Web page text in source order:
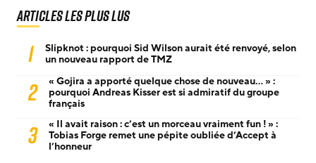
Articles les plus lus
1
Slipknot : pourquoi Sid Wilson aurait été renvoyé, selon
un nouveau rapport de TMZ
2
« Gojira a apporté quelque chose de nouveau… » :
pourquoi Andreas Kisser est si admiratif du groupe
français
3
« Il avait raison : c’est un morceau vraiment fun ! » :
Tobias Forge remet une pépite oubliée d’Accept à
l’honneur